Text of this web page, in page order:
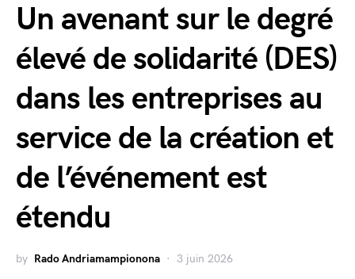
Un avenant sur le degré
élevé de solidarité (DES)
dans les entreprises au
service de la création et
de l’événement est
étendu
by Rado Andriamampionona 3 juin 2026